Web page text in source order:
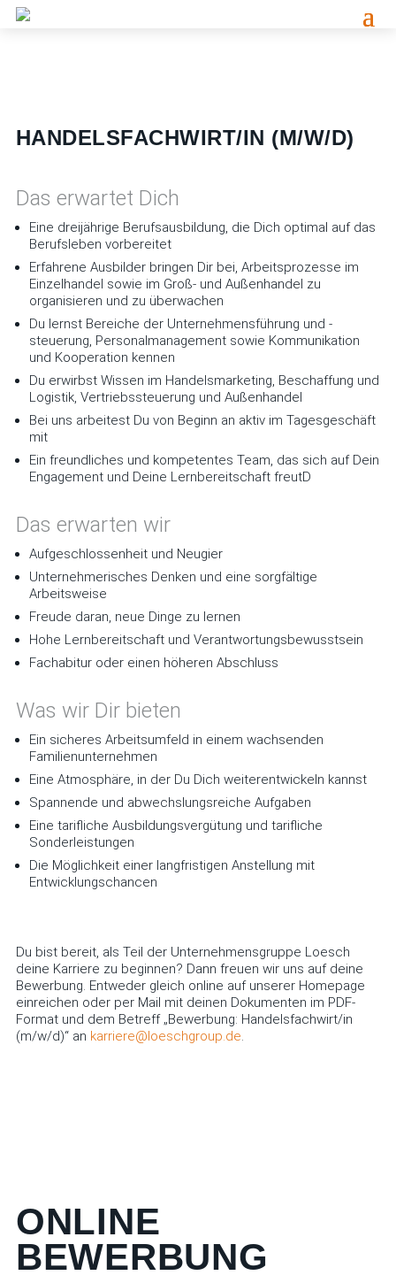
HANDELSFACHWIRT/IN (M/W/D)
Das erwartet Dich
Eine dreijährige Berufsausbildung, die Dich optimal auf das
Berufsleben vorbereitet
Erfahrene Ausbilder bringen Dir bei, Arbeitsprozesse im
Einzelhandel sowie im Groß- und Außenhandel zu
organisieren und zu überwachen
Du lernst Bereiche der Unternehmensführung und -
steuerung, Personalmanagement sowie Kommunikation
und Kooperation kennen
Du erwirbst Wissen im Handelsmarketing, Beschaffung und
Logistik, Vertriebssteuerung und Außenhandel
Bei uns arbeitest Du von Beginn an aktiv im Tagesgeschäft
mit
Ein freundliches und kompetentes Team, das sich auf Dein
Engagement und Deine Lernbereitschaft freutD
Das erwarten wir
Aufgeschlossenheit und Neugier
Unternehmerisches Denken und eine sorgfältige
Arbeitsweise
Freude daran, neue Dinge zu lernen
Hohe Lernbereitschaft und Verantwortungsbewusstsein
Fachabitur oder einen höheren Abschluss
Was wir Dir bieten
Ein sicheres Arbeitsumfeld in einem wachsenden
Familienunternehmen
Eine Atmosphäre, in der Du Dich weiterentwickeln kannst
Spannende und abwechslungsreiche Aufgaben
Eine tarifliche Ausbildungsvergütung und tarifliche
Sonderleistungen
Die Möglichkeit einer langfristigen Anstellung mit
Entwicklungschancen
Du bist bereit, als Teil der Unternehmensgruppe Loesch
deine Karriere zu beginnen? Dann freuen wir uns auf deine
Bewerbung. Entweder gleich online auf unserer Homepage
einreichen oder per Mail mit deinen Dokumenten im PDF-
Format und dem Betreff „Bewerbung: Handelsfachwirt/in
(m/w/d)“ an karriere@loeschgroup.de.
ONLINE
BEWERBUNG